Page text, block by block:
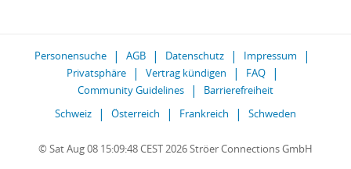
Personensuche AGB Datenschutz
Impressum
Privatsphäre
Vertrag kündigen
FAQ
Community Guidelines
Barrierefreiheit
Schweiz
Österreich Frankreich Schweden
© Sat Aug 08 15:09:48 CEST 2026 Ströer Connections GmbH